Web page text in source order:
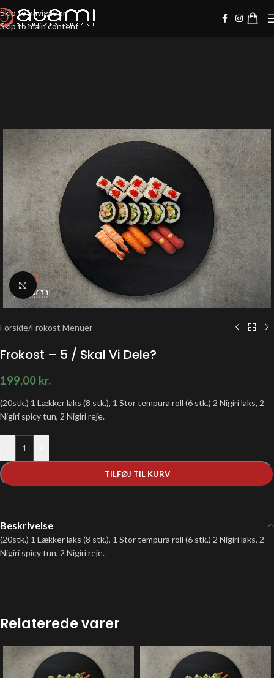
Skip to navigation
Skip to main content
Klik for at forstørre
Forside/Frokost Menuer
Frokost – 5 / Skal Vi Dele?
199,00 kr.
(20stk.) 1 Lækker laks (8 stk.), 1 Stor tempura roll (6 stk.) 2 Nigiri laks, 2
Nigiri spicy tun, 2 Nigiri reje.
TILFØJ TIL KURV
Beskrivelse
(20stk.) 1 Lækker laks (8 stk.), 1 Stor tempura roll (6 stk.) 2 Nigiri laks, 2
Nigiri spicy tun, 2 Nigiri reje.
Relaterede varer